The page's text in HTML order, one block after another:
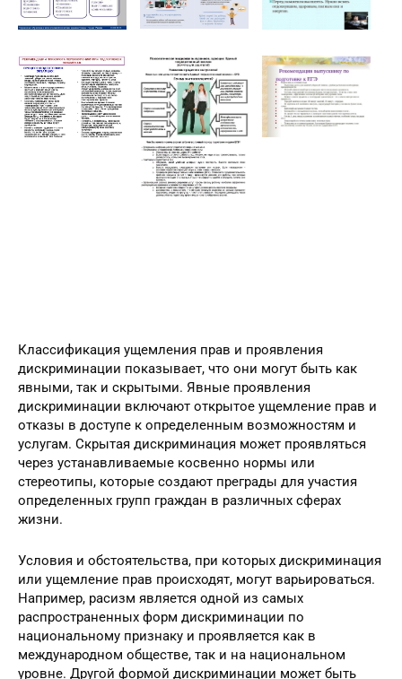
Классификация ущемления прав и проявления
дискриминации показывает, что они могут быть как
явными, так и скрытыми. Явные проявления
дискриминации включают открытое ущемление прав и
отказы в доступе к определенным возможностям и
услугам. Скрытая дискриминация может проявляться
через устанавливаемые косвенно нормы или
стереотипы, которые создают преграды для участия
жизни.
Условия и обстоятельства, при которых дискриминация
или ущемление прав происходят, могут варьироваться.
Например, расизм является одной из самых
распространенных форм дискриминации по
национальному признаку и проявляется как в